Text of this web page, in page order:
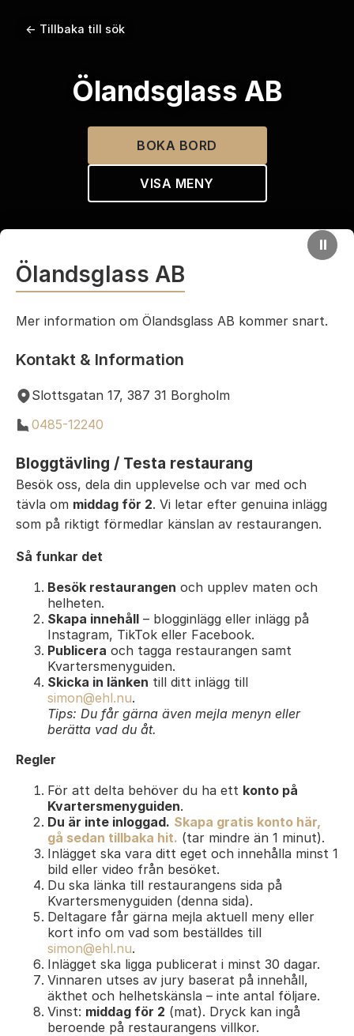
← Tillbaka till sök
Ölandsglass AB
BOKA BORD
VISA MENY
⏸
Ölandsglass AB
Mer information om Ölandsglass AB kommer snart.
Kontakt & Information
Slottsgatan 17, 387 31 Borgholm
0485-12240
Bloggtävling / Testa restaurang
Besök oss, dela din upplevelse och var med och
tävla om middag för 2. Vi letar efter genuina inlägg
som på riktigt förmedlar känslan av restaurangen.
Så funkar det
Besök restaurangen och upplev maten och
helheten.
Skapa innehåll – blogginlägg eller inlägg på
Instagram, TikTok eller Facebook.
Publicera och tagga restaurangen samt
Kvartersmenyguiden.
Skicka in länken till ditt inlägg till
simon@ehl.nu.
Tips: Du får gärna även mejla menyn eller
berätta vad du åt.
Regler
För att delta behöver du ha ett konto på
Kvartersmenyguiden.
Du är inte inloggad. Skapa gratis konto här,
gå sedan tillbaka hit. (tar mindre än 1 minut).
Inlägget ska vara ditt eget och innehålla minst 1
bild eller video från besöket.
Du ska länka till restaurangens sida på
Kvartersmenyguiden (denna sida).
Deltagare får gärna mejla aktuell meny eller
kort info om vad som beställdes till
simon@ehl.nu.
Inlägget ska ligga publicerat i minst 30 dagar.
Vinnaren utses av jury baserat på innehåll,
äkthet och helhetskänsla – inte antal följare.
Vinst: middag för 2 (mat). Dryck kan ingå
beroende på restaurangens villkor.